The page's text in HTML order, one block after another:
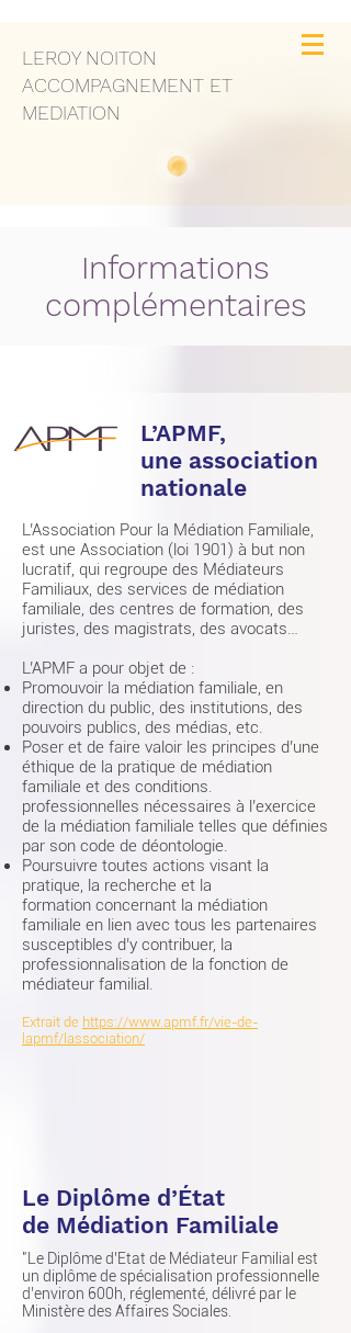
LEROY NOITON
ACCOMPAGNEMENT ET
MEDIATION
Informations
complémentaires
L’APMF,
une association
nationale
L’Association Pour la Médiation Familiale,
est une Association (loi 1901) à but non
lucratif, qui regroupe des Médiateurs
Familiaux, des services de médiation
familiale, des centres de formation, des
juristes, des magistrats, des avocats…
L’APMF a pour objet de :
Promouvoir la médiation familiale, en
direction du public, des institutions, des
pouvoirs publics, des médias, etc.
Poser et de faire valoir les principes d’une
éthique de la pratique de médiation
familiale et des conditions.
professionnelles nécessaires à l’exercice
de la médiation familiale telles que définies
par son code de déontologie.
Poursuivre toutes actions visant la
pratique, la recherche et la
formation concernant la médiation
familiale en lien avec tous les partenaires
susceptibles d’y contribuer, la
professionnalisation de la fonction de
médiateur familial.
Extrait de https://www.apmf.fr/vie-de-
lapmf/lassociation/
Le Diplôme d’État
de Médiation Familiale
"Le Diplôme d’Etat de Médiateur Familial est
un diplôme de spécialisation professionnelle
d’environ 600h, réglementé, délivré par le
Ministère des Affaires Sociales.